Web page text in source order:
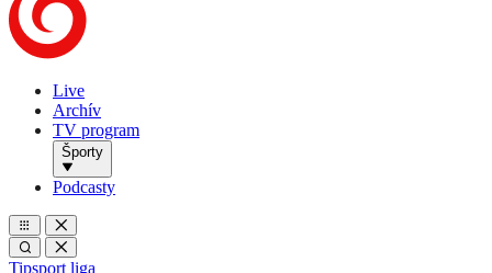
Live
Archív
TV program
Športy
Podcasty
Tipsport liga